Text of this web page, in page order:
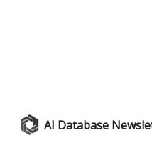
AI Database